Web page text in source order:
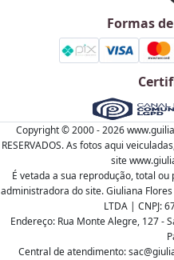
Formas
Copyright © 2000 - 2026
RESERVADOS.As fotos aqui
site
É vetada a sua reprodução, total
administradora do site. Giuliana
LTDA | CNPJ:
Endereço: Rua Monte Alegre, 127 -
Central de atendimento: